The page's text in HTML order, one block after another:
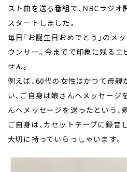
スト曲を送る番組で、NBCラジ
スタートしました。
毎日「お誕生日おめでとう」のメ
ウンサー。今までで印象に残るエ
せん。
例えば、60代の女性はかつて母親
い、ご自身は娘さんへメッセージ
んへメッセージを送ったという、
ご自身は、カセットテープに録音
大切に持っていらっしゃいます。